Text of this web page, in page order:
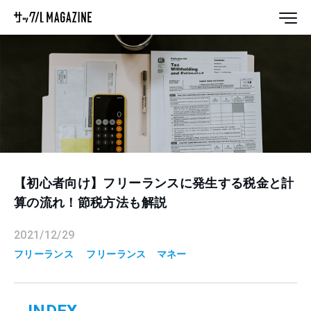
【初心者向け】フリーランスに発生する税金と計
算の流れ！節税方法も解説
2021/12/29
フリーランス フリーランス マネー